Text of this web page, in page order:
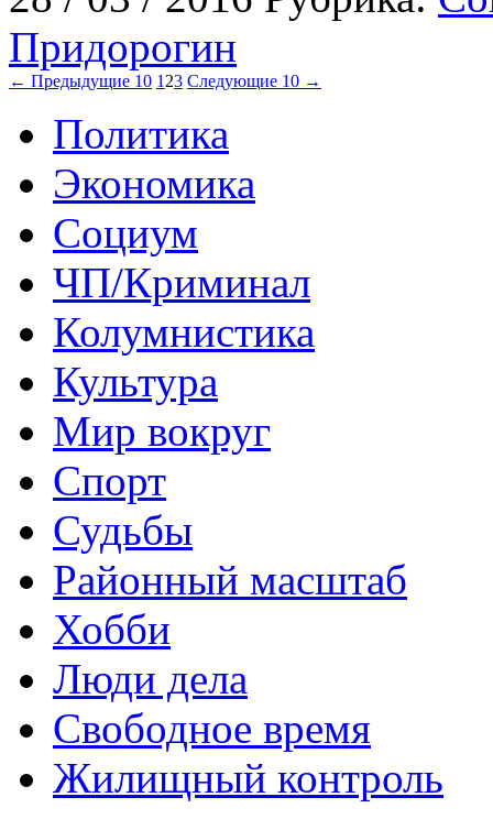
Придорогин
← Предыдущие 10 1 23 Следующие 10 →
Политика
Экономика
Социум
ЧП/Криминал
Колумнистика
Культура
Мир вокруг
Спорт
Судьбы
Районный масштаб
Хобби
Люди дела
Свободное время
Жилищный контроль